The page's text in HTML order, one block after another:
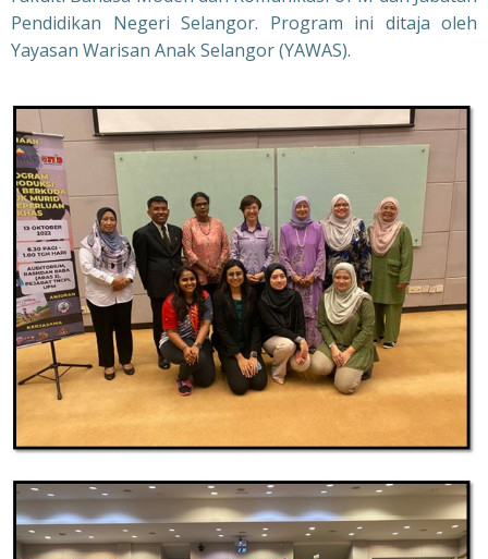
Pendidikan Negeri Selangor. Program ini ditaja oleh
Yayasan Warisan Anak Selangor (YAWAS).